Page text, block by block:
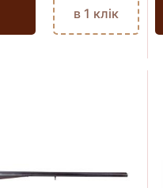
в 1 клік